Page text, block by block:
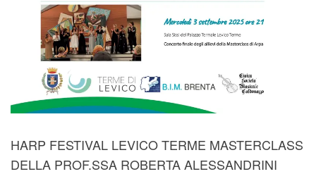
HARP FESTIVAL LEVICO TERME MASTERCLASS
DELLA PROF.SSA ROBERTA ALESSANDRINI